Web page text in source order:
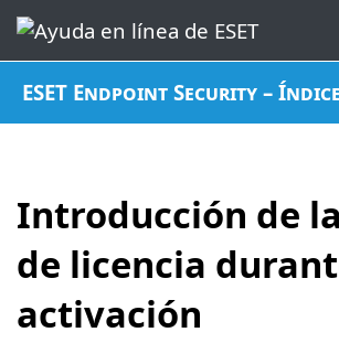
ESET Endpoint Security – Índice
Introducción de
de licencia
activación